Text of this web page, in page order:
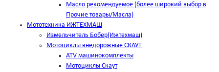
Масло рекомендуемое (более широкий выбор в
Прочие товары/Масла)
Мототехника ИЖТЕХМАШ
Измельчитель Бобер(Ижтехмаш)
Мотоциклы внедорожные СКАУТ
ATV машинокомплекты
Мотоциклы Скаут